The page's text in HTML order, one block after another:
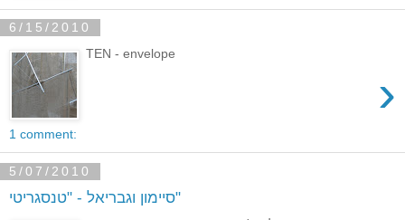
6/15/2010
›
TEN - envelope
1 comment:
5/07/2010
סיימון וגבריאל - "טנסגריטי"